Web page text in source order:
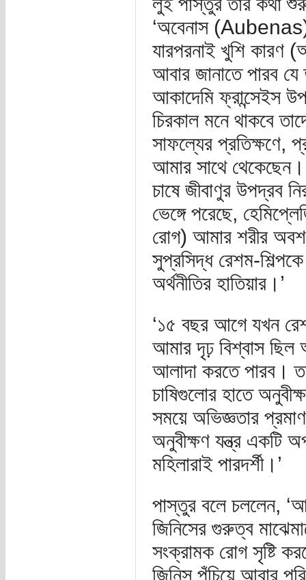
‘অবেনাস
যারপরনাই খুশি কারণ
আবার জানাতে পারব
আকাদেমি ফ্রান্সেইস
চিরকাল মনে থাকবে
সাফল্যের প্রতিক্ষণে,
আমার সাথে
চাষে জীবাণুর উপদ্রব
ভেঙ্গে পরেছে,
রোগ) আমার শরীর
সুপ্রসিদ্ধ রেশম-
অর্থনীতির হাতিয়ার।’
‘১৫ বছর আগে যখন
আমার দৃঢ় বিশ্বাস
আলাদা করতে পারব।
চাষিগুলোর হাতে
সময়ে অভিজ্ঞতার
অনুবীক্ষণ যন্ত্র একটি
মহিলারাই পারদর্শী।’
পাস্তুর বলে চললেন,
জিনিসের গুরুত্ব
সংক্রামক রোগ সৃষ্টি
জিনিস পঁচিয়ে আবার